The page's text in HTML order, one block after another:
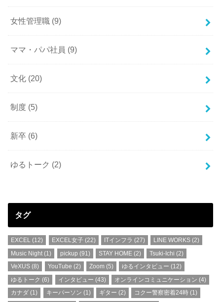
女性管理職 (9)
ママ・パパ社員 (9)
文化 (20)
制度 (5)
新卒 (6)
ゆるトーク (2)
タグ
EXCEL (12) EXCEL女子(22) ITインフラ (27) LINE WORKS (2)
Music Night (1) pickup (91) STAY HOME(2) Tsuki-Ichi (2)
VeXUS (8) YouTube (2) Zoom (5) ゆるインタビュー (12)
ゆるトーク (6) インタビュー (43) オンラインコミュニケーション (4)
カナダ (1) キーパーソン (1) ギター (2) コクー警察密着24時 (1)